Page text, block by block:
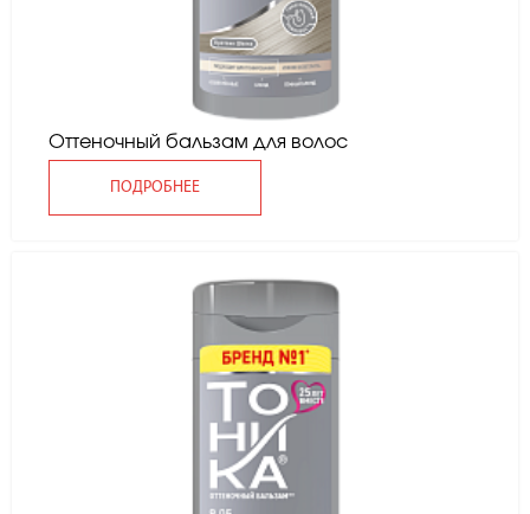
Оттеночный бальзам для волос
ПОДРОБНЕЕ